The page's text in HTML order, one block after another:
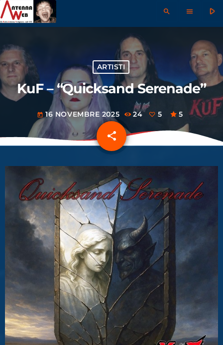
search menu play_arrow
ARTISTI
KuF – “Quicksand Serenade”
today 16 NOVEMBRE 2025 24 5 5
share
email